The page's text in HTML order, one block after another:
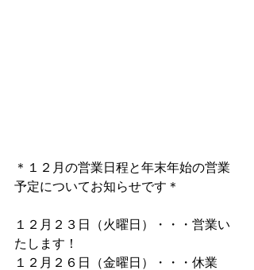
＊１２月の営業日程と年末年始の営業
予定についてお知らせです＊
１２月２３日（火曜日）・・・営業い
たします！
１２月２６日（金曜日）・・・休業